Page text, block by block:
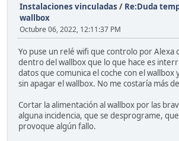
Instalaciones vinculadas / Re:Duda
wallbox
Octubre 06, 2022, 12:11:37 PM
Yo puse un relé wifi que controlo por Alexa
dentro del wallbox que lo que hace es
datos que comunica el coche con el wallbox
sin apagar el wallbox. No me costaría más
Cortar la alimentación al wallbox por las
alguna incidencia, que se desprograme,
provoque algún fallo.